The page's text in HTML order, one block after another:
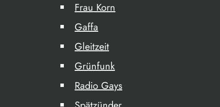
Frau Korn
Gaffa
Gleitzeit
Grünfunk
Radio Gays